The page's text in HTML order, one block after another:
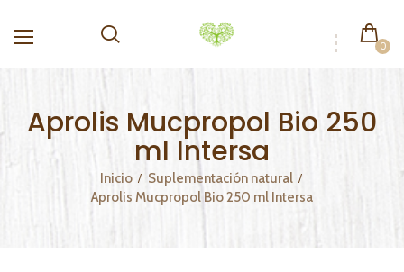
0
Aprolis Mucpropol Bio 250
ml Intersa
Inicio
Suplementación natural
Aprolis Mucpropol Bio 250 ml Intersa